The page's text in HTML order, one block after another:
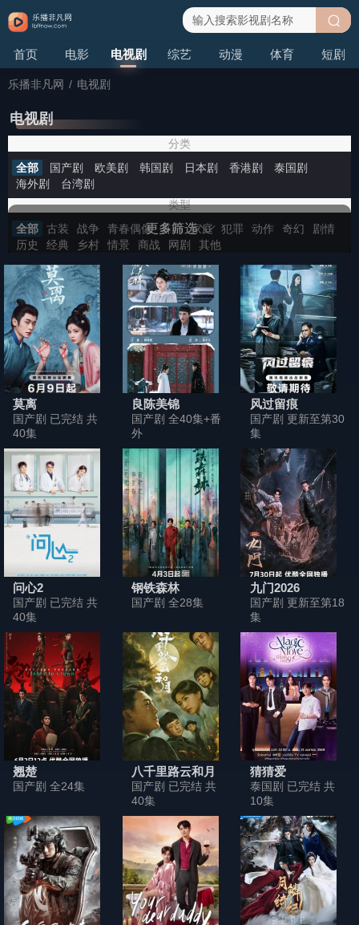
首页 电影 电视剧 综艺 动漫 体育 短剧
搜
乐播非凡网 / 电视剧
电视剧
分类
全部
国产剧 欧美剧 韩国剧 日本剧 香港剧
泰国剧
海外剧
台湾剧
类型
全部
古装 战争 青春偶像 喜剧 家庭 犯罪 动作 奇幻
剧情
历史
经典 乡村 情景 商战 网剧
其他
地区
全部
大陆 香港 台湾 韩国 日本 美国 泰国 英国
新加坡
其他
年份
全部
2026 2025 2024 2023 2022 2020 2019
2018
2017
更早
更多筛选
莫离
国产剧 已完结 共
40集
良陈美锦
国产剧 全40集+番
外
风过留痕
国产剧 更新至第30
集
问心2
国产剧 已完结 共
40集
钢铁森林
国产剧 全28集
九门2026
国产剧 更新至第18
集
翘楚
国产剧 全24集
八千里路云和月
国产剧 已完结 共
40集
猜猜爱
泰国剧 已完结 共
10集